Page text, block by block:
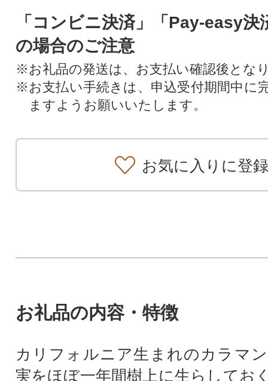
「コンビニ決済」「Pay-easy決
の場合のご注意
※お礼品の発送は、お支払い確認後とな
※お支払い手続きは、申込受付期間中に
ますようお願いいたします。
お気に入りに登録
お礼品の内容・特徴
カリフォルニア生まれのカラマ
実をほぼ一年間樹上に生らしてお